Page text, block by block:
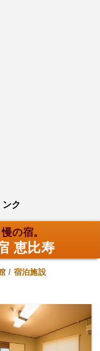
ク
の宿。
恵比寿
/ 宿泊施設